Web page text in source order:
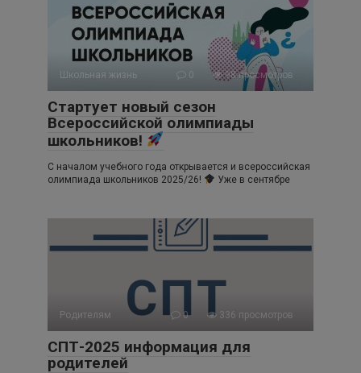
Школьная жизнь 0 98 просмотров
Стартует новый сезон
Всероссийской олимпиады
школьников!
С началом учебного года открывается и всероссийская
олимпиада школьников 2025/26!
Уже в сентябре
Родителям 0 336 просмотров
СПТ-2025 информация для
родителей